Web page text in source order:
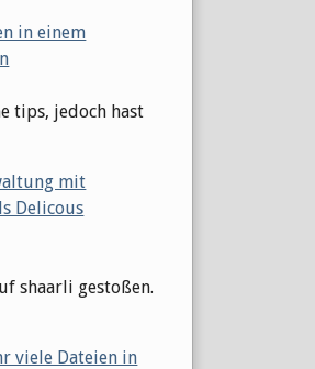
in einem
tips, jedoch hast
mit
Delicous
shaarli gestoßen.
viele Dateien in